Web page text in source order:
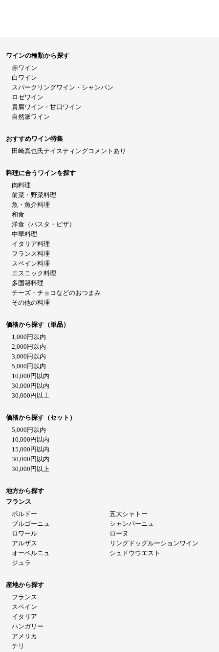
ワインの種類から探す
赤ワイン
白ワイン
スパークリングワイン・シャンパン
ロゼワイン
貴腐ワイン・甘口ワイン
自然派ワイン
おすすめワイン特集
田崎真也氏テイスティングコメントあり
料理に合うワインを探す
肉料理
前菜・野菜料理
魚・魚介料理
和食
洋食（パスタ・ピザ）
中華料理
イタリア料理
フランス料理
スペイン料理
エスニック料理
多国籍料理
チーズ・チョコなどのおつまみ
その他の料理
価格から探す（単品）
1,000円以内
2,000円以内
3,000円以内
5,000円以内
10,000円以内
30,000円以内
30,000円以上
価格から探す（セット）
5,000円以内
10,000円以内
15,000円以内
30,000円以内
30,000円以上
地方から探す
フランス
ボルドー
五大シャトー
ブルゴーニュ
シャンパーニュ
ロワール
ローヌ
アルザス
リングドッグルーションワイン
オーベルニュ
シュドウウエスト
ジュラ
産地から探す
フランス
スペイン
イタリア
ハンガリー
アメリカ
チリ